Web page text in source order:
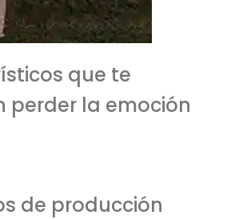
que te
perder la emoción
de producción